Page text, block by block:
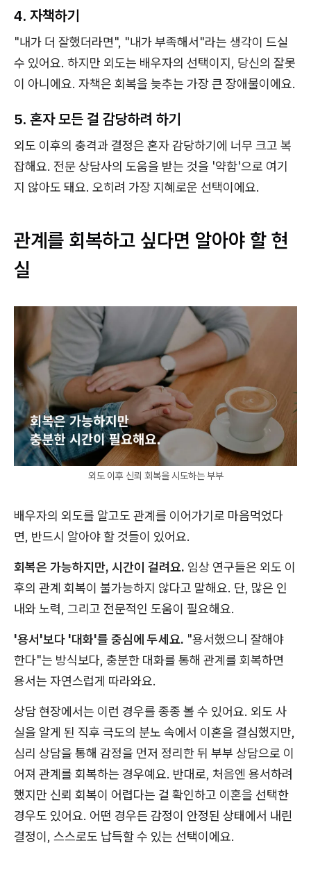
4. 자책하기
"내가 더 잘했더라면", "내가 부족해서"라는 생각이 드실
수 있어요. 하지만 외도는 배우자의 선택이지, 당신의 잘못
이 아니에요. 자책은 회복을 늦추는 가장 큰 장애물이에요.
5. 혼자 모든 걸 감당하려 하기
외도 이후의 충격과 결정은 혼자 감당하기에 너무 크고 복
잡해요. 전문 상담사의 도움을 받는 것을 '약함'으로 여기
지 않아도 돼요. 오히려 가장 지혜로운 선택이에요.
관계를 회복하고 싶다면 알아야 할 현
실
외도 이후 신뢰 회복을 시도하는 부부
배우자의 외도를 알고도 관계를 이어가기로 마음먹었다
면, 반드시 알아야 할 것들이 있어요.
회복은 가능하지만, 시간이 걸려요. 임상 연구들은 외도 이
후의 관계 회복이 불가능하지 않다고 말해요. 단, 많은 인
내와 노력, 그리고 전문적인 도움이 필요해요.
'용서'보다 '대화'를 중심에 두세요. "용서했으니 잘해야
한다"는 방식보다, 충분한 대화를 통해 관계를 회복하면
용서는 자연스럽게 따라와요.
상담 현장에서는 이런 경우를 종종 볼 수 있어요. 외도 사
실을 알게 된 직후 극도의 분노 속에서 이혼을 결심했지만,
심리 상담을 통해 감정을 먼저 정리한 뒤 부부 상담으로 이
어져 관계를 회복하는 경우예요. 반대로, 처음엔 용서하려
했지만 신뢰 회복이 어렵다는 걸 확인하고 이혼을 선택한
경우도 있어요. 어떤 경우든 감정이 안정된 상태에서 내린
결정이, 스스로도 납득할 수 있는 선택이에요.